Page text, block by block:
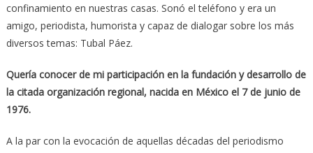
confinamiento en nuestras casas. Sonó el teléfono y era un
amigo, periodista, humorista y capaz de dialogar sobre los más
diversos temas: Tubal Páez.
Quería conocer de mi participación en la fundación y desarrollo de
la citada organización regional, nacida en México el 7 de junio de
1976.
A la par con la evocación de aquellas décadas del periodismo